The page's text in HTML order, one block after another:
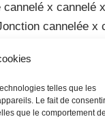
telles que les
Le fait de
que le comportement de
cannelé x cannelé
cannelée x